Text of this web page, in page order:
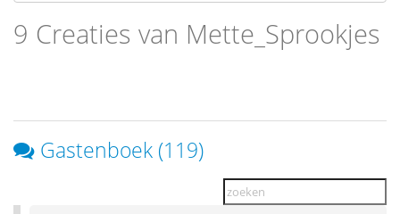
9 Creaties van Mette_Sprookjes
Gastenboek (119)